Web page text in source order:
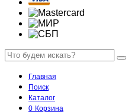
Главная
Поиск
Каталог
0 Корзина